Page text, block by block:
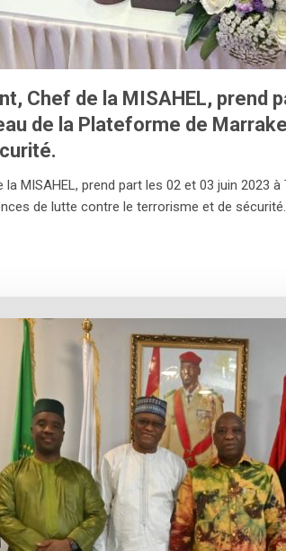
Chef de la MISAHEL, prend
de la Plateforme de
MISAHEL, prend part les 02 et 03 juin 2023
de lutte contre le terrorisme et de sécurité.